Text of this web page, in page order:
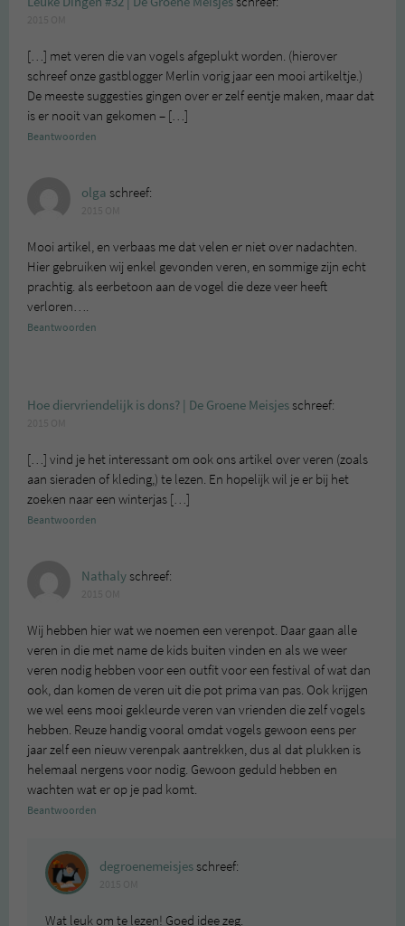
[…] met veren die van vogels afgeplukt worden. (hierover
schreef onze gastblogger Merlin vorig jaar een mooi artikeltje.)
De meeste suggesties gingen over er zelf eentje maken, maar dat
is er nooit van gekomen – […]
Beantwoorden
olga schreef:
Mooi artikel, en verbaas me dat velen er niet over nadachten.
Hier gebruiken wij enkel gevonden veren, en sommige zijn echt
prachtig. als eerbetoon aan de vogel die deze veer heeft
verloren….
Beantwoorden
Hoe diervriendelijk is dons? | De Groene Meisjesschreef:
[…] vind je het interessant om ook ons artikel over veren (zoals
aan sieraden of kleding,) te lezen. En hopelijk wil je er bij het
zoeken naar een winterjas […]
Beantwoorden
Nathalyschreef:
Wij hebben hier wat we noemen een verenpot. Daar gaan alle
veren in die met name de kids buiten vinden en als we weer
veren nodig hebben voor een outfit voor een festival of wat dan
ook, dan komen de veren uit die pot prima van pas. Ook krijgen
we wel eens mooi gekleurde veren van vrienden die zelf vogels
hebben. Reuze handig vooral omdat vogels gewoon eens per
jaar zelf een nieuw verenpak aantrekken, dus al dat plukken is
helemaal nergens voor nodig. Gewoon geduld hebben en
wachten wat er op je pad komt.
Beantwoorden
degroenemeisjesschreef:
Wat leuk om te lezen! Goed idee zeg.